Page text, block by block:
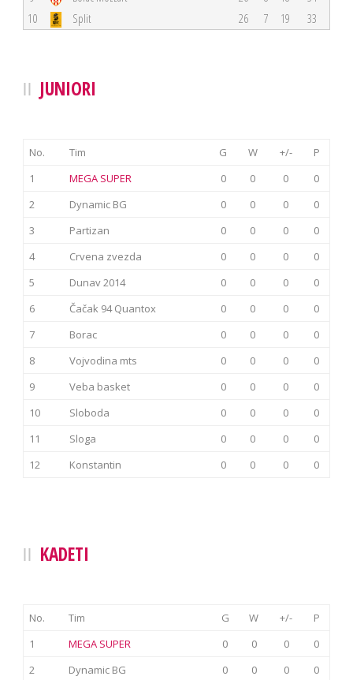
10
Split 26 7 19 33
JUNIORI
No. Tim G W +/-
P
1
MEGA SUPER 0 0 0
0
2
Dynamic BG 0 0 0
0
3
Partizan 0 0 0
0
4
Crvena zvezda 0 0 0
0
5
Dunav 2014 0 0 0
0
6
Čačak 94 Quantox 0 0 0
0
7
Borac 0 0 0
0
8
Vojvodina mts 0 0 0
0
9
Veba basket 0 0 0
0
10
Sloboda 0 0 0
0
11
Sloga 0 0 0
0
12
Konstantin 0 0 0 0
KADETI
No. Tim G W +/-
P
1
MEGA SUPER 0 0 0
0
2
Dynamic BG 0 0 0
0